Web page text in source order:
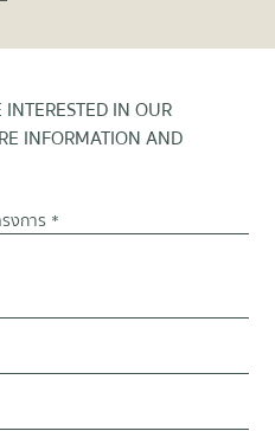
IN OUR
INFORMATION AND
รงการ *